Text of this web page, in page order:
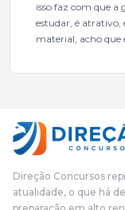
isso faz com que a
estudar, é
material, acho que
mais excelentes
fundamental na
pudesse enxergar
das aulas
o aluno, além de
fazendo um
Direção Concursos
atualidade, o que há